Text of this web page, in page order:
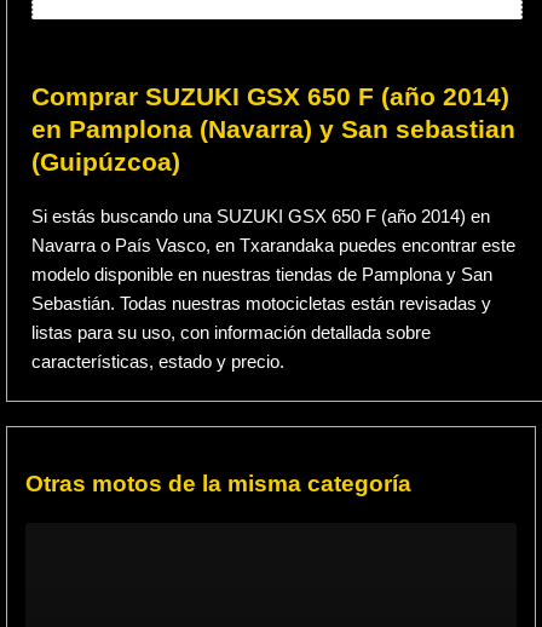
Comprar SUZUKI GSX 650 F (año 2014)
en Pamplona (Navarra) y San sebastian
(Guipúzcoa)
Si estás buscando una SUZUKI GSX 650 F (año 2014) en
Navarra o País Vasco, en Txarandaka puedes encontrar este
modelo disponible en nuestras tiendas de Pamplona y San
Sebastián. Todas nuestras motocicletas están revisadas y
listas para su uso, con información detallada sobre
características, estado y precio.
Otras motos de la misma categoría